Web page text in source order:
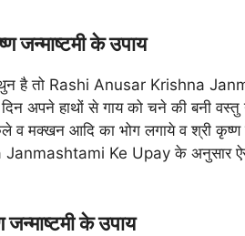
जन्माष्टमी के उपाय
है तो Rashi Anusar Krishna
दिन अपने हाथों से गाय को चने की बनी
व मक्खन आदि का भोग लगाये व श्री कृष्ण
Ke Upay के अनुसार
के उपाय